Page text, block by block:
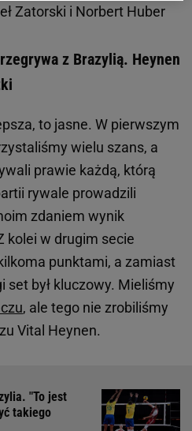
Zatorski i Norbert Huber
z Brazylią. Heynen
to jasne. W pierwszym
wielu szans, a
prawie każdą, którą
rywale prowadzili
zdaniem wynik
kolei w drugim secie
punktami, a zamiast
set był kluczowy. Mieliśmy
, ale tego nie zrobiliśmy
Vital Heynen.
"To jest
takiego